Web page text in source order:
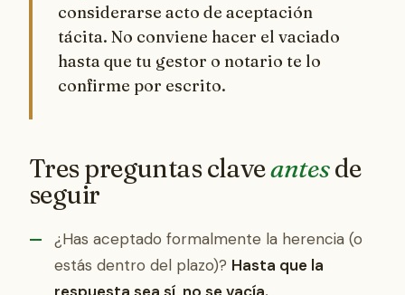
considerarse acto de aceptación
tácita. No conviene hacer el vaciado
hasta que tu gestor o notario te lo
confirme por escrito.
Tres preguntas claveantesde
seguir
¿Has aceptado formalmente la herencia (o
estás dentro del plazo)? Hasta que la
respuesta sea sí, no se vacía.